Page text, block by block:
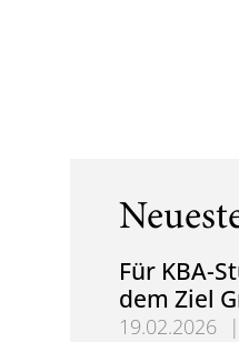
Für KBA-
dem Ziel
19.02.2026 |